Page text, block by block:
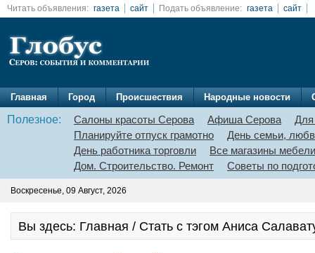
Читать объявления: газета сайт Подать объявление: газета сайт
Главная Город Происшествия Народные новости
Полезное: Салоны красоты Серова Афиша Серова
Для
Планируйте отпуск грамотно
День семьи,
День работника торговли
Все магазины мебели
Дом. Строительство. Ремонт
Советы по
Воскресенье, 09 Август, 2026
Вы здесь: Главная / Стать с тэгом Аниса